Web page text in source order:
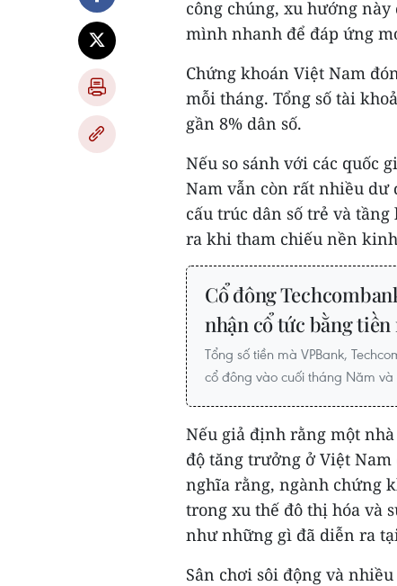
công chúng, xu hướng
mình nhanh để đáp ứng
Chứng khoán Việt Nam
mỗi tháng. Tổng số tài
gần 8% dân số.
Nếu so sánh với các quốc
Nam vẫn còn rất nhiều
cấu trúc dân số trẻ và
ra khi tham chiếu nền
Cổ đông
nhận cổ tức bằng tiền
Tổng số tiền mà VPBank,
cổ đông vào cuối tháng Năm
Nếu giả định rằng một
độ tăng trưởng ở Việt
nghĩa rằng, ngành chứng
trong xu thế đô thị hóa và
như những gì đã diễn ra
Sân chơi sôi động và